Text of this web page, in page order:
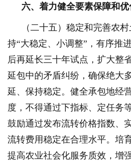
六、着力健全要素保障和优
（二十五）稳定和完善农
持“大稳定、小调整”，有序推
后再延长三十年试点，扩大整
延包中的矛盾纠纷，确保绝大
延、保持稳定。健全承包地经
度，不得通过下指标、定任务
鼓励通过发布流转价格指数、
流转费用稳定在合理水平。培
提高农业社会化服务质效，增